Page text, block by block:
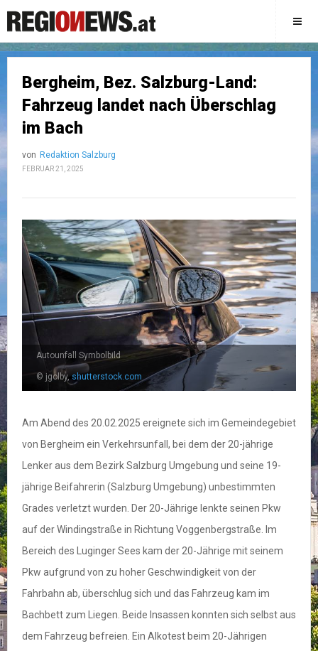
Bergheim, Bez. Salzburg-Land:
Fahrzeug landet nach Überschlag
im Bach
von Redaktion Salzburg
FEBRUAR 21, 2025
Autounfall Symbolbild
© jgolby, shutterstock.com
Am Abend des 20.02.2025 ereignete sich im Gemeindegebiet
von Bergheim ein Verkehrsunfall, bei dem der 20-jährige
Lenker aus dem Bezirk Salzburg Umgebung und seine 19-
jährige Beifahrerin (Salzburg Umgebung) unbestimmten
Grades verletzt wurden. Der 20-Jährige lenkte seinen Pkw
auf der Windingstraße in Richtung Voggenbergstraße. Im
Bereich des Luginger Sees kam der 20-Jährige mit seinem
Pkw aufgrund von zu hoher Geschwindigkeit von der
Fahrbahn ab, überschlug sich und das Fahrzeug kam im
Bachbett zum Liegen. Beide Insassen konnten sich selbst aus
dem Fahrzeug befreien. Ein Alkotest beim 20-Jährigen